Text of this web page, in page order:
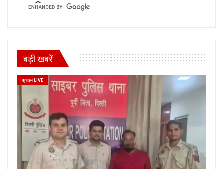
बड़ी खबरें
क्राइम LIVE